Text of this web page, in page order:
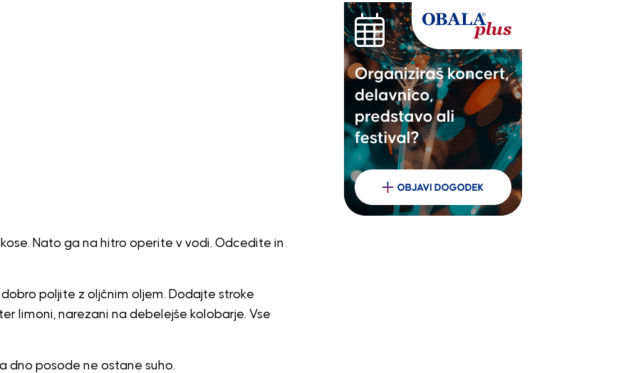
Nato ga na hitro operite v vodi. Odcedite in
poljite z oljčnim oljem. Dodajte stroke
limoni, narezani na debelejše kolobarje. Vse
dno posode ne ostane suho.